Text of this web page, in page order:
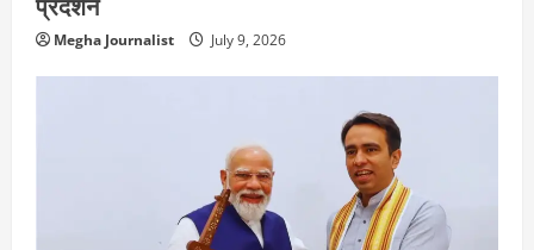
Megha Journalist July 9, 2026